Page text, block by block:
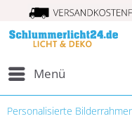
Menü
Personalisierte